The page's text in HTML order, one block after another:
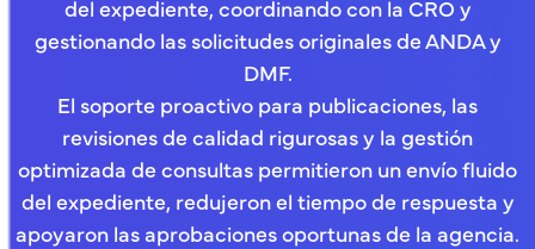
del expediente, coordinando con la CRO y
gestionando las solicitudes originales de ANDA y
DMF.
El soporte proactivo para publicaciones, las
revisiones de calidad rigurosas y la gestión
optimizada de consultas permitieron un envío fluido
del expediente, redujeron el tiempo de respuesta y
apoyaron las aprobaciones oportunas de la agencia.